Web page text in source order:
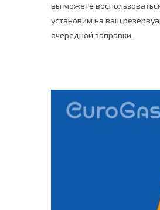
вы можете
установим на ваш
очередной заправки.